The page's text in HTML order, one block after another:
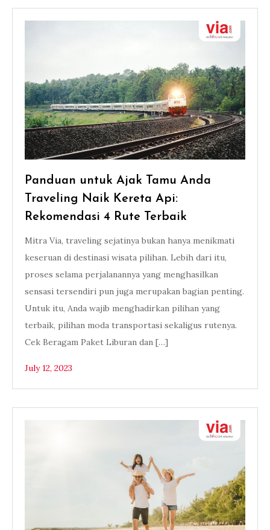
Panduan untuk Ajak Tamu Anda
Traveling Naik Kereta Api:
Rekomendasi 4 Rute Terbaik
Mitra Via, traveling sejatinya bukan hanya menikmati
keseruan di destinasi wisata pilihan. Lebih dari itu,
proses selama perjalanannya yang menghasilkan
sensasi tersendiri pun juga merupakan bagian penting.
Untuk itu, Anda wajib menghadirkan pilihan yang
terbaik, pilihan moda transportasi sekaligus rutenya.
Cek Beragam Paket Liburan dan […]
July 12, 2023